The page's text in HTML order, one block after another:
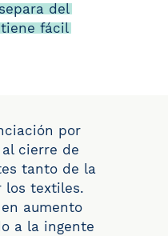
del
fácil
por
cierre de
tanto de la
los textiles.
aumento
a la ingente